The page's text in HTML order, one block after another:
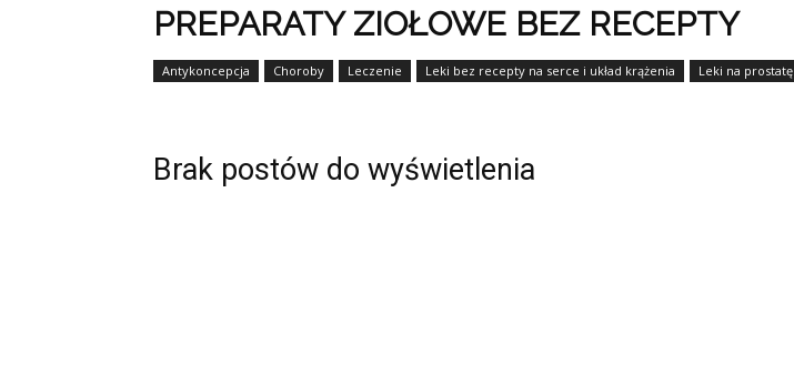
PREPARATY ZIOŁOWE BEZ RECEPTY
Antykoncepcja Choroby Leczenie Leki bez recepty na serce i układ krążenia Leki na prostatę
Brak postów do wyświetlenia